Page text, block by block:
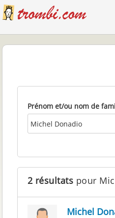
Prénom et/ou nom de
2 résultats pour
Michel